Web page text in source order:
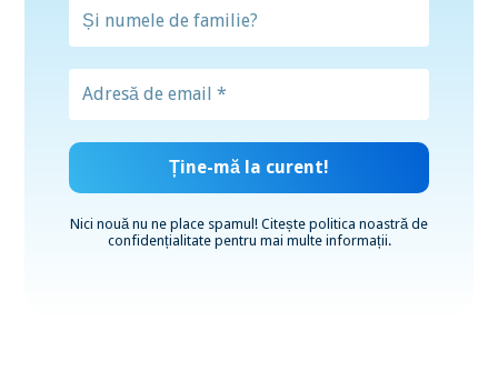
Nici nouă nu ne place spamul! Citește politica noastră de
confidențialitatepentru mai multe informații.